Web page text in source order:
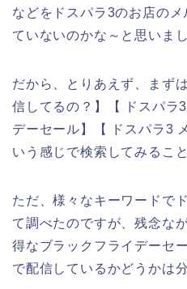
などをドスパラ3のお店の
ていないのかな～と思いまし
だから、とりあえず、まず
信してるの？】【 ドスパラ
デーセール】【 ドスパラ3
いう感じで検索してみるこ
ただ、様々なキーワードで
て調べたのですが、残念な
得なブラックフライデーセ
で配信しているかどうかは